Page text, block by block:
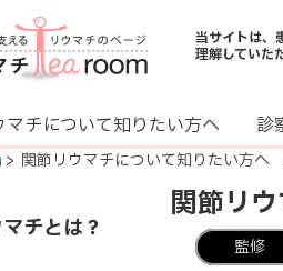
当サイトは、
理解していた
マチについて知りたい方へ 診
> 関節リウマチについて知りたい方へ
チとは？
関節リ
監修